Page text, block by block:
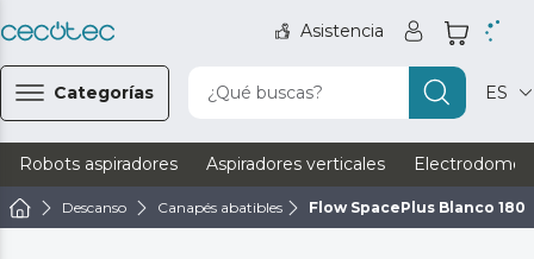
Asistencia
Categorías ¿Qué buscas? ES
Robots aspiradores Aspiradores verticales
Descanso Canapés abatibles Flow SpacePlus Blanco